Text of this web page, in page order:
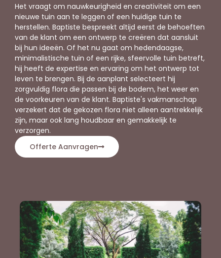
Het vraagt om nauwkeurigheid en creativiteit om een
nieuwe tuin aan te leggen of een huidige tuin te
herstellen. Baptiste bespreekt altijd eerst de behoeften
van de klant om een ontwerp te creëren dat aansluit
bij hun ideeën. Of het nu gaat om hedendaagse,
minimalistische tuin of een rijke, sfeervolle tuin betreft,
hij heeft de expertise en ervaring om het ontwerp tot
leven te brengen. Bij de aanplant selecteert hij
zorgvuldig flora die passen bij de bodem, het weer en
de voorkeuren van de klant. Baptiste's vakmanschap
verzekert dat de gekozen flora niet alleen aantrekkelijk
zijn, maar ook lang houdbaar en gemakkelijk te
verzorgen.
Offerte Aanvragen